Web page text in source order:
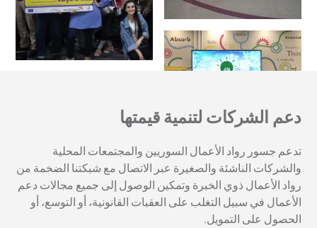
دعم الشركات لتنمية قيمتها
تدعم جسور رواد الأعمال السوريين والمجتمعات المحلية
والشركات الناشئة والصغيرة عبر الاتصال مع شبكتنا الضخمة من
رواد الأعمال ذوي الخبرة وتمكين الوصول إلى جميع مجالات دعم
الأعمال في سبيل التغلب على العقبات القانونية، أو التوسع، أو
الحصول على التمويل.